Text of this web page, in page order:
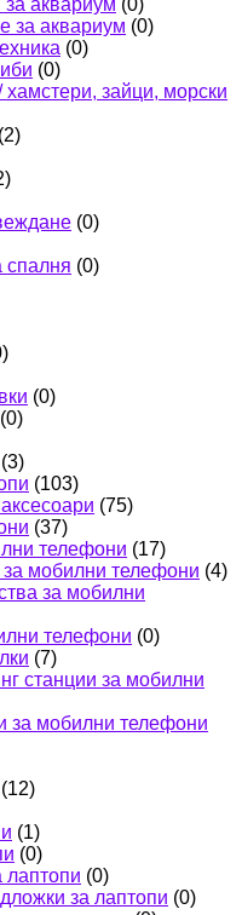
аквариум (0)
за аквариум (0)
(0)
(0)
зайци, морски
(2)
(0)
спалня (0)
(0)
(0)
(3)
(103)
(75)
(37)
телефони (17)
мобилни телефони (4)
за мобилни
телефони (0)
(7)
станции за мобилни
за мобилни телефони
(12)
(1)
(0)
лаптопи (0)
за лаптопи (0)